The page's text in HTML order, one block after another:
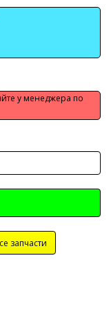
у менеджера по
запчасти